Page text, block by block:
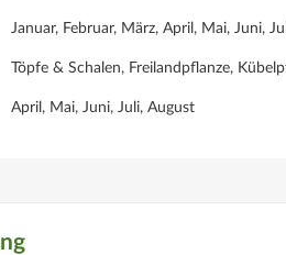
Januar, Februar, März, April, Mai, Juni,
Töpfe & Schalen, Freilandpflanze,
April, Mai, Juni, Juli, August